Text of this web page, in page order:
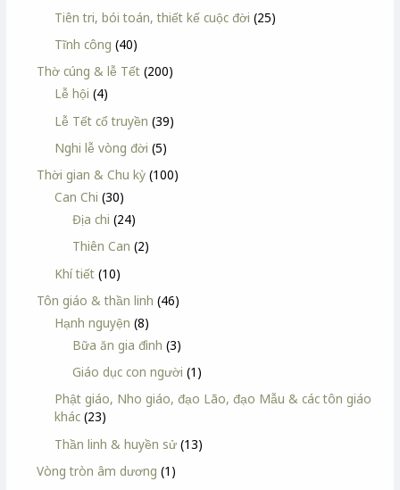
Tiên tri, bói toán, thiết kế cuộc đời (25)
Tĩnh công (40)
Thờ cúng & lễ Tết (200)
Lễ hội (4)
Lễ Tết cổ truyền (39)
Nghi lễ vòng đời (5)
Thời gian & Chu kỳ (100)
Can Chi (30)
Địa chi (24)
Thiên Can (2)
Khí tiết (10)
Tôn giáo & thần linh (46)
Hạnh nguyện (8)
Bữa ăn gia đình (3)
Giáo dục con người (1)
Phật giáo, Nho giáo, đạo Lão, đạo Mẫu & các tôn giáo
khác (23)
Thần linh & huyền sử (13)
Vòng tròn âm dương (1)